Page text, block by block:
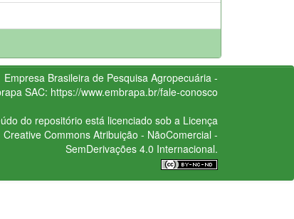
Empresa Brasileira de Pesquisa Agropecuária -
SAC: https://www.embrapa.br/fale-conosco
do repositório está licenciado sob a Licença
Creative CommonsAtribuição - NãoComercial -
SemDerivações 4.0 Internacional.